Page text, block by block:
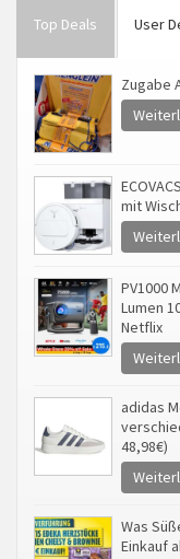
Top Deals User
Zugabe
mit
PV1000
Lumen
Netflix
adidas
48,98€)
Was
Einkauf